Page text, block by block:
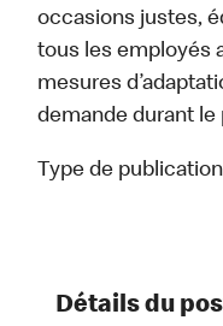
occasions justes,
tous les employés
mesures
demande durant le
Type de
Détails du